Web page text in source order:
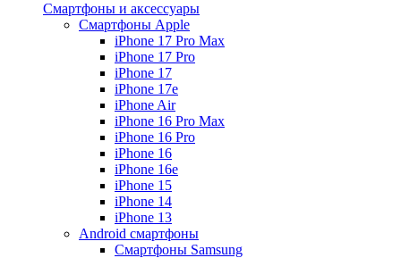
Смартфоны и аксессуары
Смартфоны Apple
iPhone 17 Pro Max
iPhone 17 Pro
iPhone 17
iPhone 17e
iPhone Air
iPhone 16 Pro Max
iPhone 16 Pro
iPhone 16
iPhone 16e
iPhone 15
iPhone 14
iPhone 13
Android cмартфоны
Смартфоны Samsung